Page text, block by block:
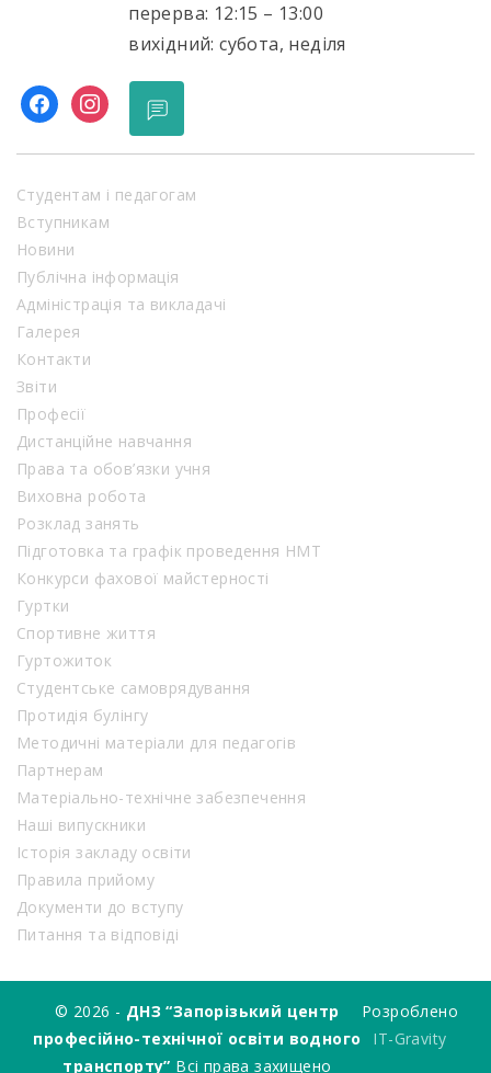
перерва: 12:15 – 13:00
вихідний: субота, неділя
facebookinstagram
Студентам і педагогам
Вступникам
Новини
Публічна інформація
Адміністрація та викладачі
Галерея
Контакти
Звіти
Професії
Дистанційне навчання
Права та обов’язки учня
Виховна робота
Розклад занять
Підготовка та графік проведення НМТ
Конкурси фахової майстерності
Гуртки
Спортивне життя
Гуртожиток
Студентське самоврядування
Протидія булінгу
Методичні матеріали для педагогів
Партнерам
Матеріально-технічне забезпечення
Наші випускники
Історія закладу освіти
Правила прийому
Документи до вступу
Питання та відповіді
© 2026 - ДНЗ “Запорізький центр
професійно-технічної освіти водного
транспорту” Всі права захищено
Розроблено
IT-Gravity